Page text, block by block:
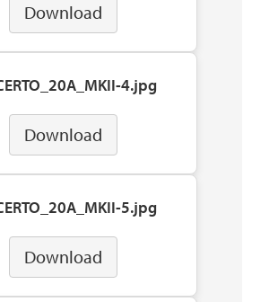
Download
4.jpg
Download
5.jpg
Download